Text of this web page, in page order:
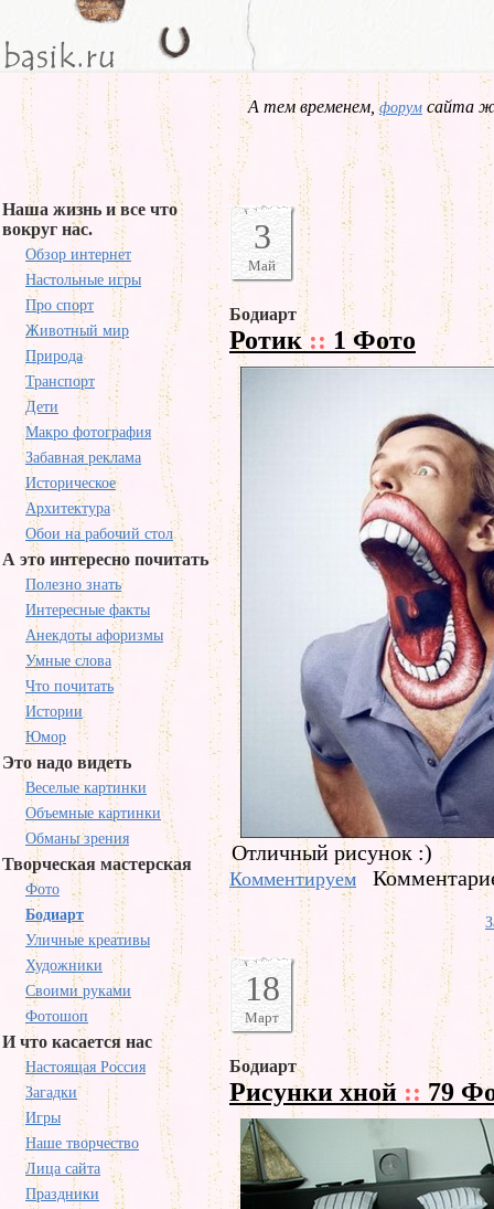
А тем временем,форум сайта
Наша жизнь и все что
вокруг нас.
Обзор интернет
Настольные игры
Про спорт
Животный мир
Природа
Транспорт
Дети
Макро фотография
Забавная реклама
Историческое
Архитектура
Обои на рабочий стол
А это интересно почитать
Полезно знать
Интересные факты
Анекдоты афоризмы
Умные слова
Что почитать
Истории
Юмор
Это надо видеть
Веселые картинки
Объемные картинки
Обманы зрения
Творческая мастерская
Фото
Бодиарт
Уличные креативы
Художники
Своими руками
Фотошоп
И что касается нас
Настоящая Россия
Загадки
Игры
Наше творчество
Лица сайта
Праздники
3
Май
Бодиарт
Ротик:: 1 Фото
Отличный рисунок :)
Комментируем
18
Март
Бодиарт
Рисунки хной :: 79